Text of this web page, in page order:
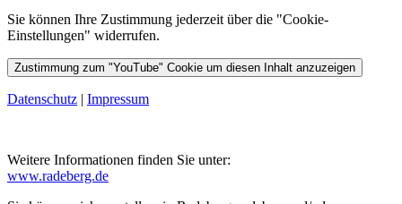
Sie können Ihre Zustimmung jederzeit über die "Cookie-
Einstellungen" widerrufen.
Zustimmung zum "YouTube" Cookie um diesen Inhalt anzuzeigen
Datenschutz | Impressum
Weitere Informationen finden Sie unter:
www.radeberg.de